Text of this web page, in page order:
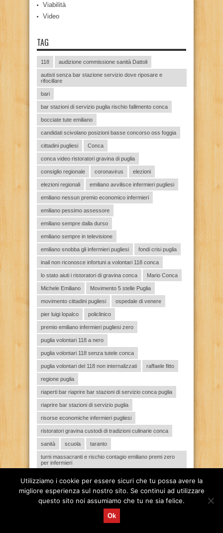
Viabilità
Video
TAG
118 audizione commissione sanità Dattoli
autisti senza bar stazione servizio dove riposare e
rifocillare
bari
bar stazioni di servizio puglia rischio fallimento conca
bocciate tute emiliano
candidati scivolano posizioni basse concorso oss foggia
cittadini pugliesi Conca
conca video ristoratori gravina di puglia
consiglio regionale coronavirus elezioni
elezioni regionali emiliano avvilisce infermieri pugliesi
emiliano nessun premio economico infermieri
emiliano pessimo assessore
emiliano sempre dalla durso
emiliano sempre in televisione
emiliano snobba gli infermieri pugliesi fondi crisi puglia
inail non riconosce infortuni a volontari 118 conca
lo stato aiuti i ristoratori di gravina conca Mario Conca
Michele Emiliano Movimento 5 stelle Puglia
movimento cittadini pugliesi ospedale di venere
pier luigi lopalco policlinico
premio emiliano infermieri pugliesi zero
puglia volontari 118 a nero
puglia volontari 118 senza tutele conca
puglia volontari del 118 non internalizzati raffaele fitto
regione puglia
riaperti bar riaprire bar stazioni di servizio conca puglia
riaprire bar stazioni di servizio puglia
risorse economiche infermieri pugliesi
ristoratori gravina custodi di tradizioni culinarie conca
sanità scuola taranto
turni massacranti e rischio contagio emiliano premi zero
per infermieri
Utilizziamo i cookie per essere sicuri che tu possa avere la
migliore esperienza sul nostro sito. Se continui ad utilizzare
questo sito noi assumiamo che tu ne sia felice.
Ok